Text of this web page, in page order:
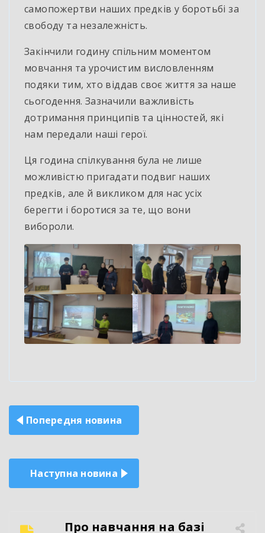
самопожертви наших предків у боротьбі за
свободу та незалежність.
Закінчили годину спільним моментом
мовчання та урочистим висловленням
подяки тим, хто віддав своє життя за наше
сьогодення. Зазначили важливість
дотримання принципів та цінностей, які
нам передали наші герої.
Ця година спілкування була не лише
можливістю пригадати подвиг наших
предків, але й викликом для нас усіх
берегти і боротися за те, що вони
вибороли.
Навігація
записів
Попередня новина
Наступна новина
Про навчання на базі